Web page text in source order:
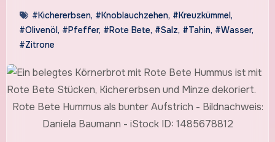
#Kichererbsen, #Knoblauchzehen, #Kreuzkümmel,
#Olivenöl, #Pfeffer, #Rote Bete, #Salz, #Tahin, #Wasser,
#Zitrone
Rote Bete Hummus als bunter Aufstrich - Bildnachweis:
Daniela Baumann - iStock ID: 1485678812